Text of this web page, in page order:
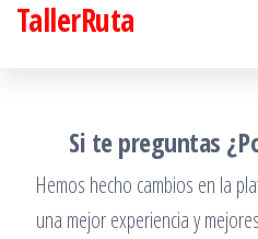
SaltarTallerRuta
Si te preguntas
Hemos hecho cambios en la
una mejor experiencia y